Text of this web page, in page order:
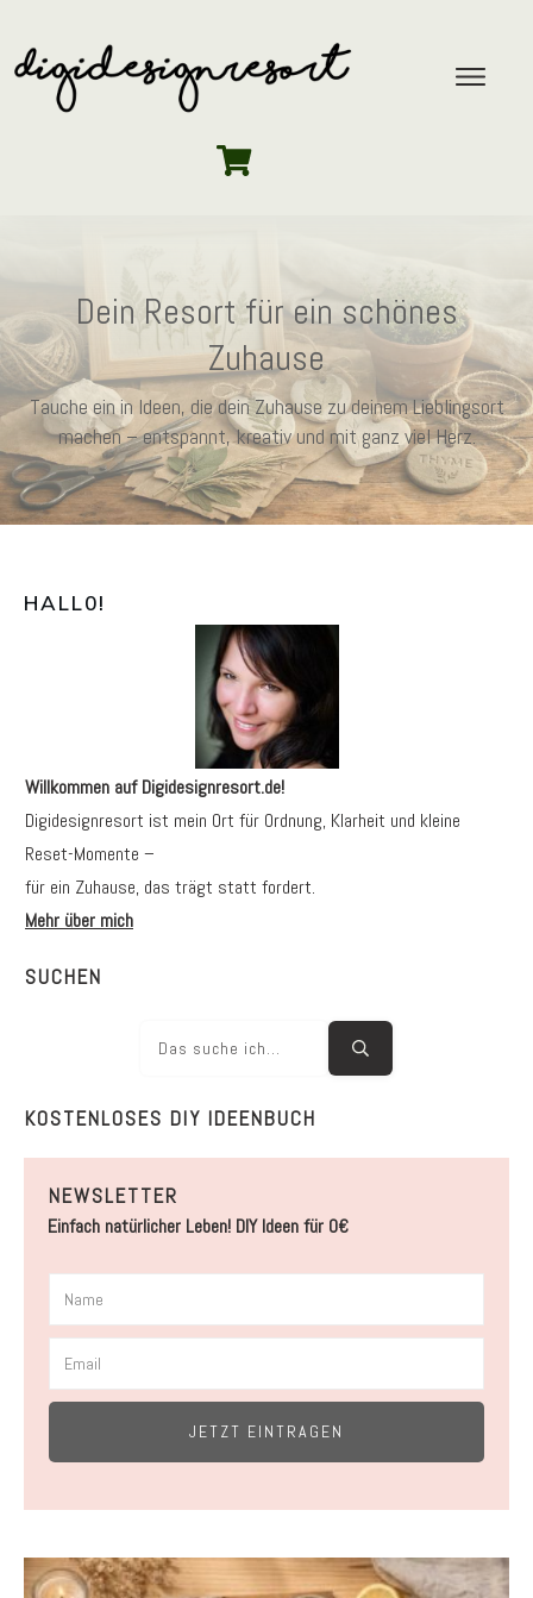
Dein Resort für ein schönes
Zuhause
Tauche ein in Ideen, die dein Zuhause zu deinem Lieblingsort
machen – entspannt, kreativ und mit ganz viel Herz.
HALL0!
Willkommen auf Digidesignresort.de!
Digidesignresort ist mein Ort für Ordnung, Klarheit und kleine
Reset-Momente –
für ein Zuhause, das trägt statt fordert.
Mehr über mich
SUCHEN
KOSTENLOSES DIY IDEENBUCH
NEWSLETTER
Einfach natürlicher Leben! DIY Ideen für 0€
JETZT EINTRAGEN